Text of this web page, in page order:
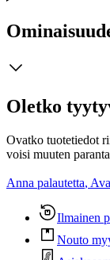
Oletko
Ovatko tuotetiedot
voisi muuten
Anna palautetta,
Ilmainen
Nouto